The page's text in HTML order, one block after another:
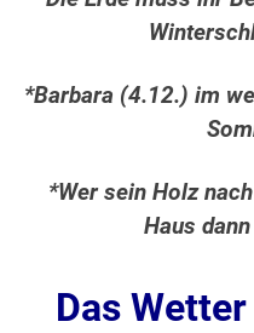
*Barbara (4.12.) im
*Wer sein Holz
Haus
Das